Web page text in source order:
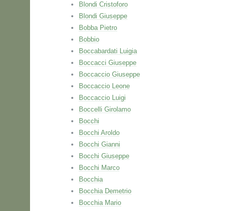
Blondi Cristoforo
Blondi Giuseppe
Bobba Pietro
Bobbio
Boccabardati Luigia
Boccacci Giuseppe
Boccaccio Giuseppe
Boccaccio Leone
Boccaccio Luigi
Boccelli Girolamo
Bocchi
Bocchi Aroldo
Bocchi Gianni
Bocchi Giuseppe
Bocchi Marco
Bocchia
Bocchia Demetrio
Bocchia Mario